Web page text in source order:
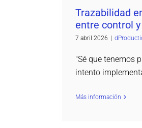
Trazabilidad
entre control
7 abril 2026
"Sé que tenemos
intento
Más información